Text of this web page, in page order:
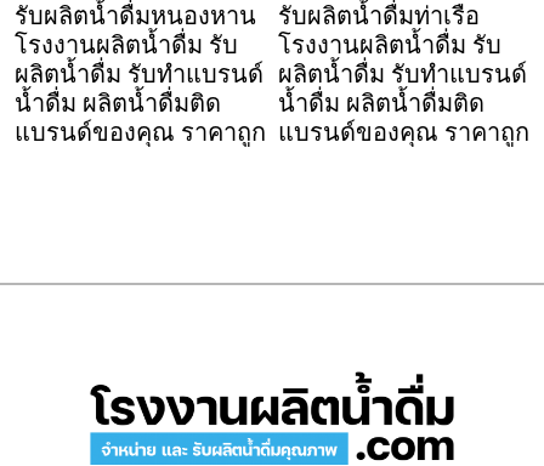
รับผลิตน้ำดื่มหนองหาน
โรงงานผลิตน้ำดื่ม รับ
ผลิตน้ำดื่ม รับทำแบรนด์
น้ำดื่ม ผลิตน้ำดื่มติด
แบรนด์ของคุณ ราคาถูก
รับผลิตน้ำดื่มท่าเรือ
โรงงานผลิตน้ำดื่ม รับ
ผลิตน้ำดื่ม รับทำแบรนด์
น้ำดื่ม ผลิตน้ำดื่มติด
แบรนด์ของคุณ ราคาถูก